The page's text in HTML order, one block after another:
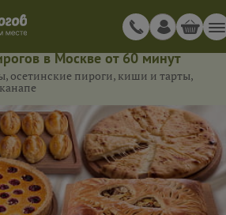
в Москве от 60 минут
осетинские пироги, киши и тарты,